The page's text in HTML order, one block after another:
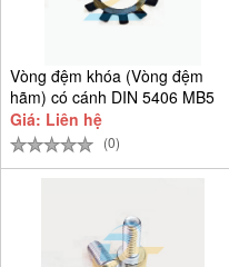
Vòng đệm khóa (Vòng đệm
hãm) có cánh DIN 5406 MB5
D25
Giá: Liên hệ
(0)